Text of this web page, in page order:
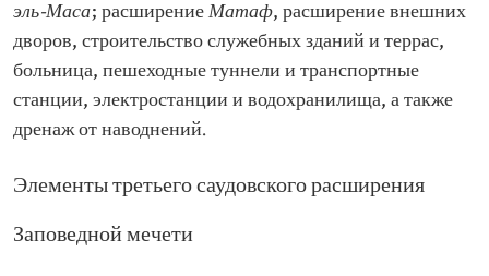
эль-Маса; расширениеМатаф, расширение внешних
дворов, строительство служебных зданий и террас,
больница, пешеходные туннели и транспортные
станции, электростанции и водохранилища, а также
дренаж от наводнений.
Элементы третьего саудовского расширения
Заповедной мечети